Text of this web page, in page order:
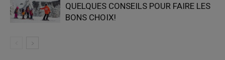
QUELQUES CONSEILS POUR FAIRE LES
BONS CHOIX!